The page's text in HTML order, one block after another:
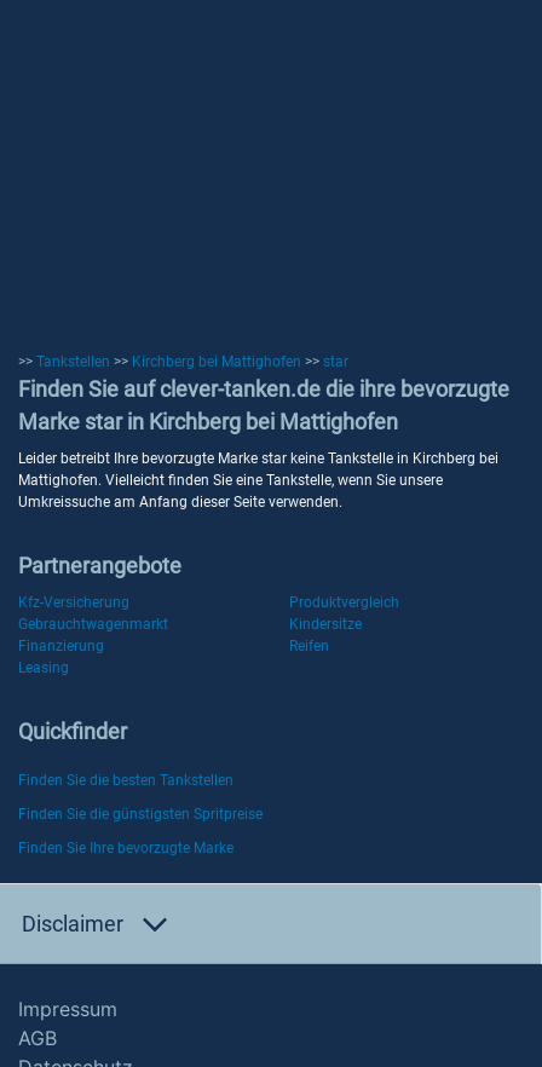
>> Tankstellen >> Kirchberg bei Mattighofen >> star
Finden Sie auf clever-tanken.de die ihre bevorzugte
Marke star in Kirchberg bei Mattighofen
Leider betreibt Ihre bevorzugte Marke star keine Tankstelle in Kirchberg bei
Mattighofen. Vielleicht finden Sie eine Tankstelle, wenn Sie unsere
Umkreissuche am Anfang dieser Seite verwenden.
Partnerangebote
Kfz-Versicherung
Produktvergleich
Gebrauchtwagenmarkt
Kindersitze
Finanzierung
Reifen
Leasing
Quickfinder
Finden Sie die besten Tankstellen
Finden Sie die günstigsten Spritpreise
Finden Sie Ihre bevorzugte Marke
Disclaimer
Impressum
AGB